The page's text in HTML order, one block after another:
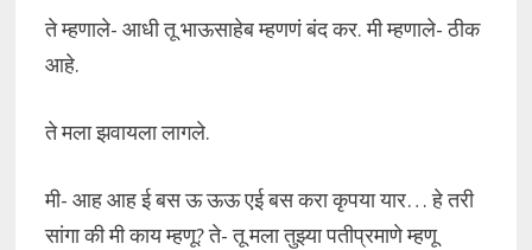
ते म्हणाले- आधी तू भाऊसाहेब म्हणणं बंद कर. मी म्हणाले- ठीक
आहे.
ते मला झवायला लागले.
मी- आह आह ई बस ऊ ऊऊ एई बस करा कृपया यार… हे तरी
सांगा की मी काय म्हणू? ते- तू मला तुझ्या पतीप्रमाणे म्हणू